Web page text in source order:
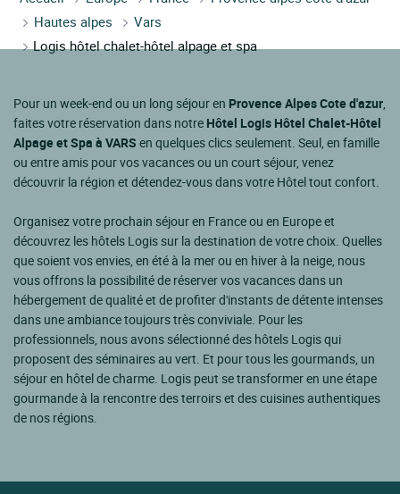
Hautes alpes
Vars
Logis hôtel chalet-hôtel alpage et spa
Pour un week-end ou un long séjour en Provence Alpes Cote d'azur,
faites votre réservation dans notre Hôtel Logis Hôtel Chalet-Hôtel
Alpage et Spa à VARS en quelques clics seulement. Seul, en famille
ou entre amis pour vos vacances ou un court séjour, venez
découvrir la région et détendez-vous dans votre Hôtel tout confort.
Organisez votre prochain séjour en France ou en Europe et
découvrez les hôtels Logis sur la destination de votre choix. Quelles
que soient vos envies, en été à la mer ou en hiver à la neige, nous
vous offrons la possibilité de réserver vos vacances dans un
hébergement de qualité et de profiter d'instants de détente intenses
dans une ambiance toujours très conviviale. Pour les
professionnels, nous avons sélectionné des hôtels Logis qui
proposent des séminaires au vert. Et pour tous les gourmands, un
séjour en hôtel de charme. Logis peut se transformer en une étape
gourmande à la rencontre des terroirs et des cuisines authentiques
de nos régions.